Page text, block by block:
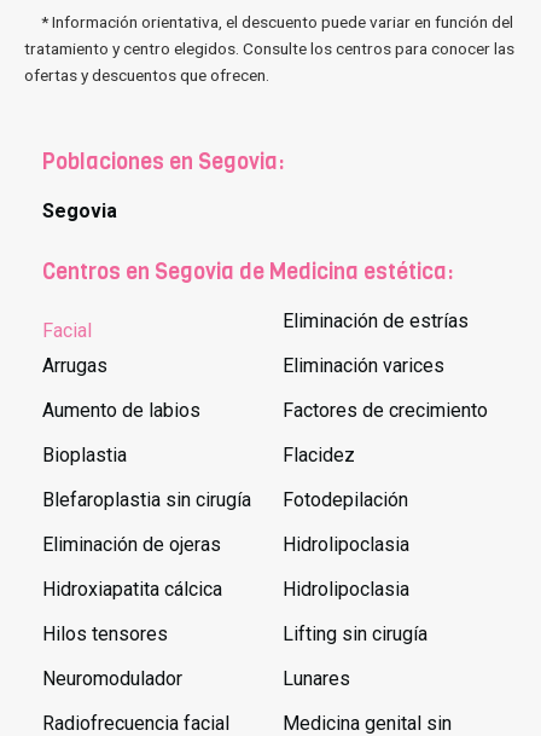
* Información orientativa, el descuento puede variar en función del
tratamiento y centro elegidos. Consulte los centros para conocer las
ofertas y descuentos que ofrecen.
Poblaciones en Segovia:
Segovia
Centros en Segovia de Medicina estética:
Facial
Arrugas
Aumento de labios
Bioplastia
Blefaroplastia sin cirugía
Eliminación de ojeras
Hidroxiapatita cálcica
Hilos tensores
Neuromodulador
Radiofrecuencia facial
Eliminación de estrías
Eliminación varices
Factores de crecimiento
Flacidez
Fotodepilación
Hidrolipoclasia
Hidrolipoclasia
Lifting sin cirugía
Lunares
Medicina genital sin